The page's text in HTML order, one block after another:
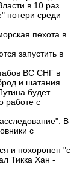
в 10 раз
потери среди
пехота в
запустить в
ВС СНГ в
и шатания
будет
работе с
В
с
и похоронен "с
Тикка Хан -